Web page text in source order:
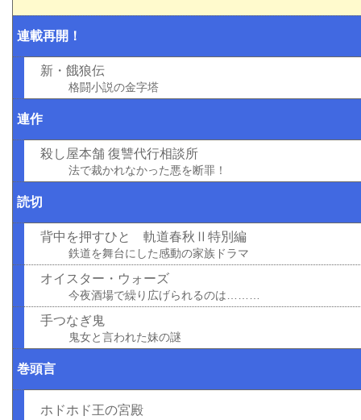
連載再開！
新・餓狼伝
格闘小説の金字塔
連作
殺し屋本舗 復讐代行相談所
法で裁かれなかった悪を断罪！
読切
背中を押すひと 軌道春秋Ⅱ特別編
鉄道を舞台にした感動の家族ドラマ
オイスター・ウォーズ
今夜酒場で繰り広げられるのは………
手つなぎ鬼
鬼女と言われた妹の謎
巻頭言
ホドホド王の宮殿